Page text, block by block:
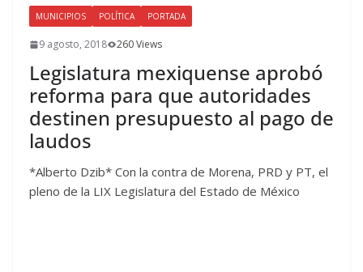
MUNICIPIOS POLÍTICA PORTADA
9 agosto, 2018 260 Views
Legislatura mexiquense aprobó
reforma para que autoridades
destinen presupuesto al pago de
laudos
*Alberto Dzib* Con la contra de Morena, PRD y PT, el
pleno de la LIX Legislatura del Estado de México